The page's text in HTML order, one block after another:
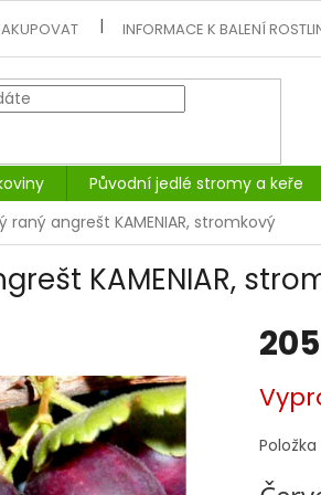
INFORMACE K BALENÍ
Původní jedlé stromy a keře
raný angrešt KAMENIAR, stromkový
KAMENIAR,
cena: